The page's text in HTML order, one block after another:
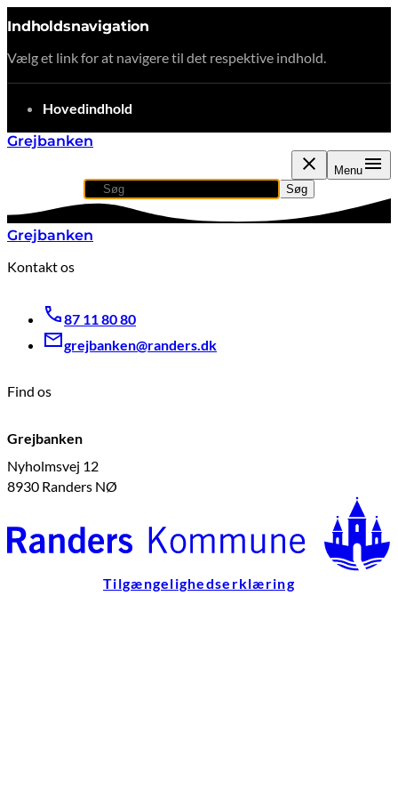
Indholdsnavigation
Vælg et link for at navigere til det respektive indhold.
gå til
Hovedindhold
Grejbanken
Menu
Søg efter indhold, nyheder eller artikler
Søg
Grejbanken
Kontakt os
87 11 80 80
grejbanken@randers.dk
Find os
Grejbanken
Nyholmsvej 12
8930 Randers NØ
Tilgængelighedserklæring